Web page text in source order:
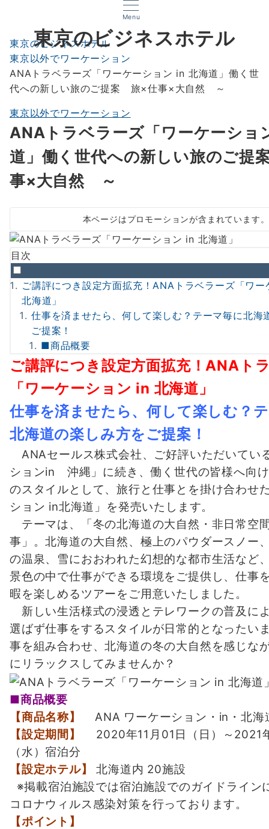
Menu
東京のビジネスホテル
東京のビジネスホテル
東京以外でワーケーション
ANAトラベラーズ「ワーケーション in 北海道」働く世
代への新しい旅のご提案 旅×仕事×大自然 ～
東京以外でワーケーション
ANAトラベラーズ「ワーケーショ
道」働く世代への新しい旅のご
事×大自然 ～
本ページはプロモーションが含まれています。
目次
ご講評につき設定方面拡充！ANAトラベラーズ「ワ
北海道」
仕事を済ませたら、何して楽しむ？テーマ毎に北海
ご提案！
■商品概要
ご講評につき設定方面拡充！ANAト
「ワーケーション in 北海道」
仕事を済ませたら、何して楽しむ？
北海道の楽しみ方をご提案！
ANAセールス株式会社、ご好評いただいてい
ションin 沖縄」に続き、働く世代の皆様へ向
のスタイルとして、旅行と仕事とを掛け合わせ
ション in北海道」を発売いたします。
テーマは、「冬の北海道の大自然・非日常空
事」。北海道の大自然、極上のパウダースノー
の温泉、雪におおわれた幻想的な都市生活など
景色の中で仕事ができる環境をご提供し、仕事
暇を楽しめるツアーをご用意いたしました。
新しい生活様式の浸透とテレワークの普及に
選ばず仕事をするスタイルが日常的となったい
事を組み合わせ、北海道の冬の大自然を感じな
にリラックスしてみませんか？
■商品概要
【商品名称】
ANA ワーケーション・in・北海
【設定期間】
2020年11月01日（日）～2021
（水）宿泊分
【設定ホテル】
北海道内 20施設
※掲載宿泊施設では宿泊施設でのガイドライン
コロナウィルス感染対策を行っております。
【ポイント】